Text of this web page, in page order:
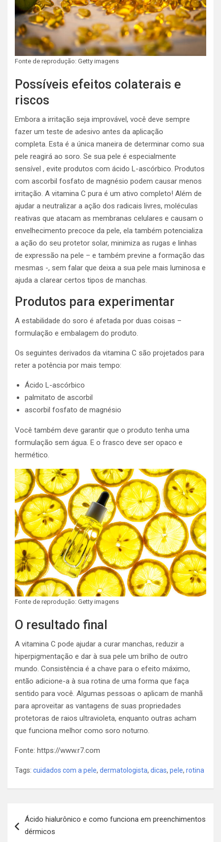
Fonte de reprodução: Getty imagens
Possíveis efeitos colaterais e
riscos
Embora a irritação seja improvável, você deve sempre
fazer um teste de adesivo antes da aplicação
completa. Esta é a única maneira de determinar como sua
pele reagirá ao soro. Se sua pele é especialmente
sensível , evite produtos com ácido L-ascórbico. Produtos
com ascorbil fosfato de magnésio podem causar menos
irritação. A vitamina C pura é um ativo completo! Além de
ajudar a neutralizar a ação dos radicais livres, moléculas
reativas que atacam as membranas celulares e causam o
envelhecimento precoce da pele, ela também potencializa
a ação do seu protetor solar, minimiza as rugas e linhas
de expressão na pele – e também previne a formação das
mesmas -, sem falar que deixa a sua pele mais luminosa e
ajuda a clarear certos tipos de manchas.
Produtos para experimentar
A estabilidade do soro é afetada por duas coisas –
formulação e embalagem do produto.
Os seguintes derivados da vitamina C são projetados para
reter a potência por mais tempo:
Ácido L-ascórbico
palmitato de ascorbil
ascorbil fosfato de magnésio
Você também deve garantir que o produto tenha uma
formulação sem água. E o frasco deve ser opaco e
hermético.
Fonte de reprodução: Getty imagens
O resultado final
A vitamina C pode ajudar a curar manchas, reduzir a
hiperpigmentação e dar à sua pele um brilho de outro
mundo. Consistência é a chave para o efeito máximo,
então adicione-a à sua rotina de uma forma que faça
sentido para você. Algumas pessoas o aplicam de manhã
para aproveitar as vantagens de suas propriedades
protetoras de raios ultravioleta, enquanto outras acham
que funciona melhor como soro noturno.
Fonte: https://www.r7.com
Tags: cuidados com a pele, dermatologista, dicas, pele, rotina
de
Ácido hialurônico e como funciona em preenchimentos
dérmicos